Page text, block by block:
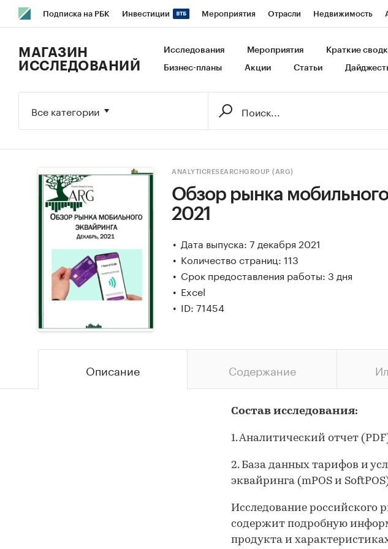
Подписка на РБК Инвестиции Мероприятия Отрасли Недвижимость
Исследования Кредитные рейтинги Франшизы Газета Спецпроекты СПб
МАГАЗИН
ИССЛЕДОВАНИЙ
Исследования Мероприятия Краткие
Бизнес-планы Акции Статьи
Все категории
ANALYTICRESEARCHGROUP (ARG)
Обзор рынка
2021
Дата выпуска: 7 декабря 2021
Количество страниц: 113
Срок предоставления работы: 3 дня
Excel
ID: 71454
Описание Содержание
Состав исследования:
1. Аналитический отчет
2. База данных тарифов и
эквайринга (mPOS и
Исследование российского
содержит подробную
продукта и